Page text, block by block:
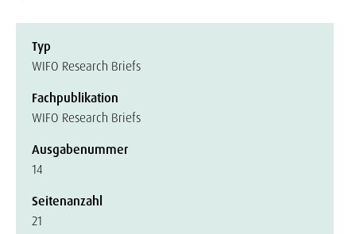
Typ
WIFO Research Briefs
Fachpublikation
WIFO Research Briefs
Ausgabenummer
14
Seitenanzahl
21